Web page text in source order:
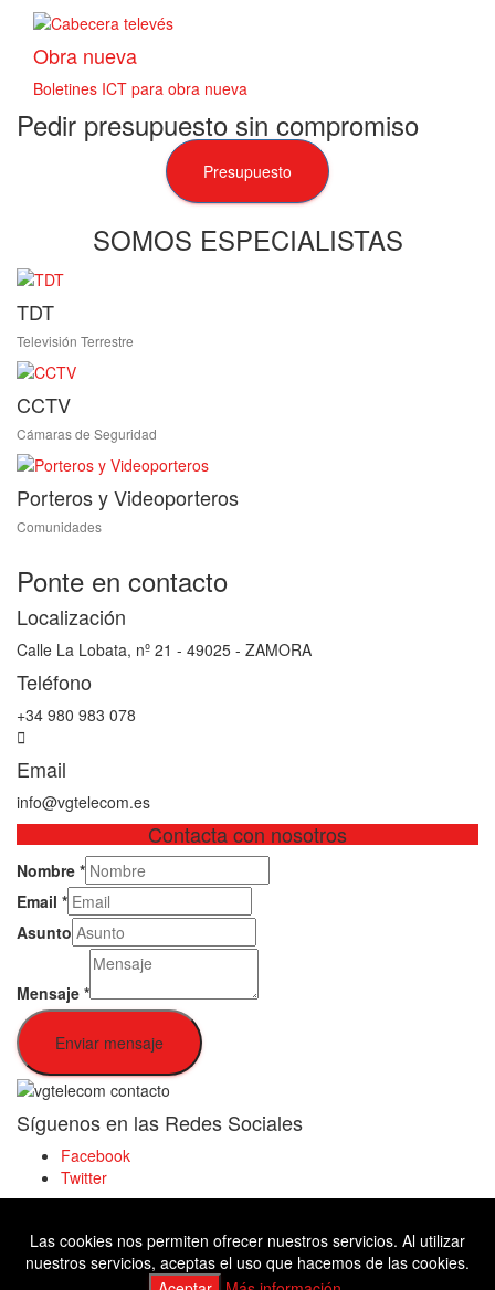
Obra nueva
Boletines ICT para obra nueva
Pedir presupuesto sin compromiso
Presupuesto
SOMOS ESPECIALISTAS
TDT
Televisión Terrestre
CCTV
Cámaras de Seguridad
Porteros y Videoporteros
Comunidades
Ponte en contacto
Localización
Calle La Lobata, nº 21 - 49025 - ZAMORA
Teléfono
+34 980 983 078
Email
info@vgtelecom.es
Contacta con nosotros
Nombre *
Email *
Asunto
Mensaje *
Enviar mensaje
Síguenos en las Redes Sociales
Facebook
Twitter
Facebook
Las cookies nos permiten ofrecer nuestros servicios. Al utilizar
nuestros servicios, aceptas el uso que hacemos de las cookies.